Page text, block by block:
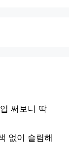
써보니 딱
없이 슬림해